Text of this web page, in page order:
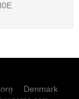
Denmark